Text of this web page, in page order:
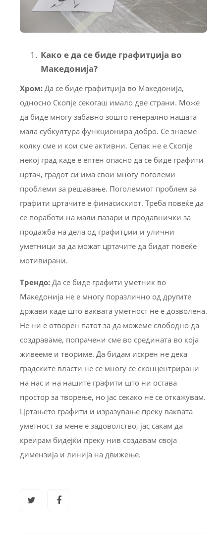
Како е да се биде графитџија во
Македонија?
Хром: Да се биде графитџија во Македонија,
односно Скопје секогаш имало две страни. Може
да биде многу забавно зошто генерално нашата
мала субкултура функционира добро. Се знаеме
колку сме и кои сме активни. Сепак не е Скопје
некој град каде е ептен опасно да се биде графити
цртач, градот си има свои многу поголеми
проблеми за решавање. Поголемиот проблем за
графити цртачите е финасискиот. Треба повеќе да
се поработи на мали пазари и продавнички за
продажба на дела од графитџии и улични
уметници за да можат цртачите да бидат повеќе
мотивирани.
Трендо: Да се биде графити уметник во
Македонија не е многу поразлично од другите
држави каде што ваквата уметност не е дозволена.
Не ни е отворен патот за да можеме слободно да
создраваме, попрачени сме во средината во која
живееме и твориме. Да бидам искрен не дека
градските власти не се многу се сконцентрирани
на нас и на нашите графити што ни остава
простор за творење, но јас секако не се откажувам.
Цртањето графити и изразување преку ваквата
уметност за мене е задоволство, јас сакам да
креирам бидејќи преку нив создавам своја
димензија и линија на движење.